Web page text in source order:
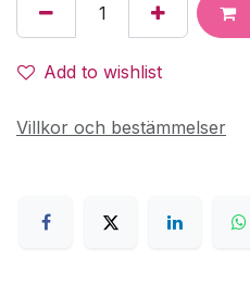
Add to wishlist
Villkor och bestämmelser